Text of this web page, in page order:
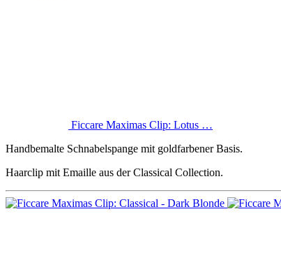
Ficcare Maximas Clip: Lotus …
Handbemalte Schnabelspange mit goldfarbener Basis.
Haarclip mit Emaille aus der Classical Collection.